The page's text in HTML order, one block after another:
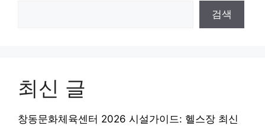
검색
최신 글
창동문화체육센터 2026 시설가이드: 헬스장 최신